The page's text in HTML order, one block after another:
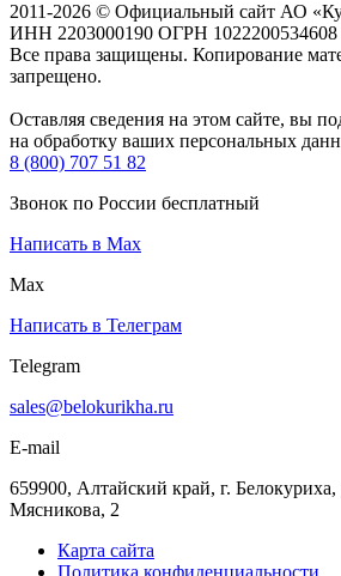
2011-2026 © Официальный сайт АО
ИНН 2203000190 ОГРН 1022200534608
Все права защищены. Копирование
запрещено.
Оставляя сведения на этом сайте, вы
на обработку ваших персональных
8 (800) 707 51 82
Звонок по России бесплатный
Написать в Max
Max
Написать в Телеграм
Telegram
sales@belokurikha.ru
E-mail
659900, Алтайский край, г.
Мясникова, 2
Карта сайта